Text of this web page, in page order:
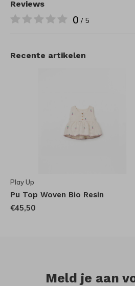
Reviews
0 / 5
Recente artikelen
Play Up
Pu Top Woven Bio Resin
€45,50
Meld je aan